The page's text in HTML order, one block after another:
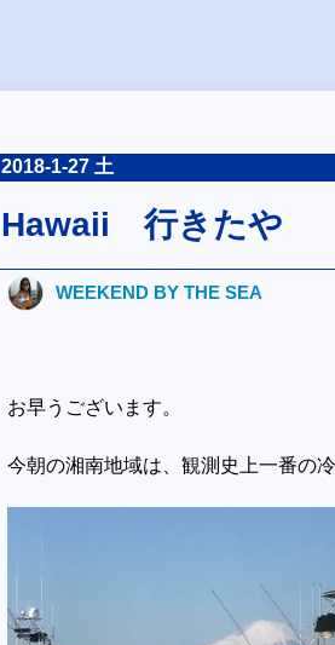
2018-1-27 土
Hawaii 行きたや
WEEKEND BY THE SEA
お早うございます。
今朝の湘南地域は、観測史上一番の